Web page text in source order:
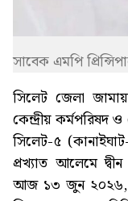
সাবেক এমপি
সিলেট জেলা
কেন্দ্রীয় কর্মপরিষদ
সিলেট-৫
প্রখ্যাত আলেমে
আজ ১৩ জুন ২০২৬,